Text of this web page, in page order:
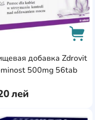
добавка Zdrovit
500mg 56tab
лей